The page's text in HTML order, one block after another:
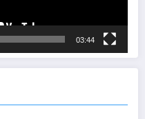
03:44